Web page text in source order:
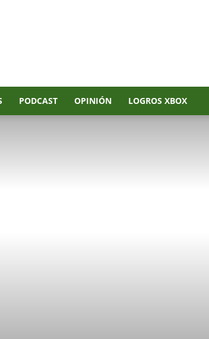
PODCAST OPINIÓN LOGROS XBOX